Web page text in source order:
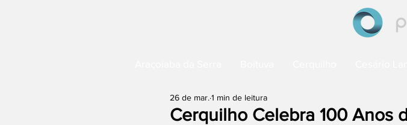
Cerquilho Celebra 100 Anos
26 de mar. 1 min de leitura